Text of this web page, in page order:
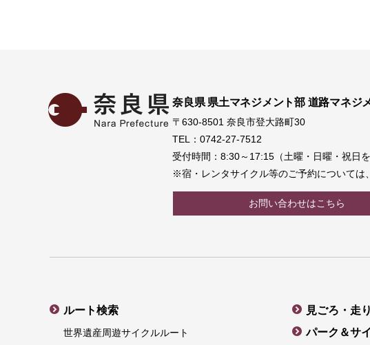
奈良県 県土マネジメント部 道路マネジ
〒630-8501 奈良市登大路町30
TEL：0742-27-7512
受付時間：8:30～17:15（土曜・日曜・祝日を
※宿・レンタサイクル等のご予約については
お問い合わせはこちら
ルート検索
世界遺産周遊サイクルルート
見ごろ・走
パーク＆サ